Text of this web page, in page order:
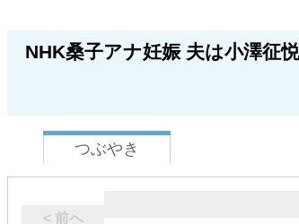
NHK桑子アナ妊娠 夫は小澤征悦
つぶやき
< 前へ